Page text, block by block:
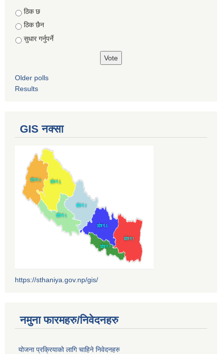
Choices
ठिक छ
ठिक छैन
सुधार गर्नुपर्ने
Older polls
Results
GIS नक्सा
https://sthaniya.gov.np/gis/
नमुना फारमहरु/निवेदनहरु
योजना प्रक्रियाको लागि चाहिने निवेदनहरु